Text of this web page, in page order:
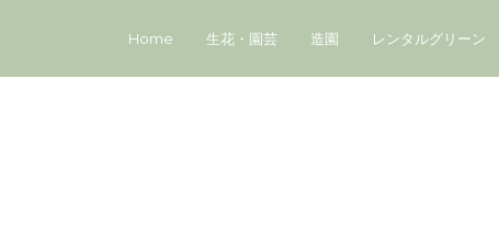
Home 生花・園芸 造園 レンタルグリーン